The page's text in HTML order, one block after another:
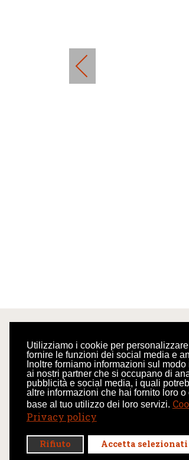
Utilizziamo i cookie per
fornire le funzioni dei social media e
Inoltre forniamo informazioni sul
ai nostri partner che si occupano di
pubblicità e social media, i quali
altre informazioni che hai fornito loro
base al tuo utilizzo dei loro servizi.
Privacy policy
Rifiuto Accetta selezionati
CONTATTI
Via Cavour, 16/C
28040 Mezzomerico
+39 340 2530807